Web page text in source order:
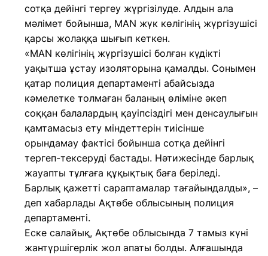
сотқа дейінгі тергеу жүргізілуде. Алдын ала
мәлімет бойынша, MAN жүк көлігінің жүргізушісі
қарсы жолаққа шығып кеткен.
«MAN көлігінің жүргізушісі болған күдікті
уақытша ұстау изоляторына қамалды. Сонымен
қатар полиция департаменті абайсызда
кәмелетке толмаған баланың өліміне әкеп
соққан балалардың қауіпсіздігі мен денсаулығын
қамтамасыз ету міндеттерін тиісінше
орындамау фактісі бойынша сотқа дейінгі
тергеп-тексеруді бастады. Нәтижесінде барлық
жауапты тұлғаға құқықтық баға беріледі.
Барлық қажетті сараптамалар тағайындалды», –
деп хабарлады Ақтөбе облысының полиция
департаменті.
Еске салайық, Ақтөбе облысында 7 тамыз күні
жантүршігерлік жол апаты болды. Алғашында